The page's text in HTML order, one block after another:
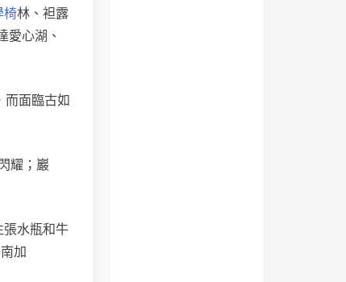
椅林、袒露
愛心湖、
而面臨古如
耀；巖
水瓶和牛
加